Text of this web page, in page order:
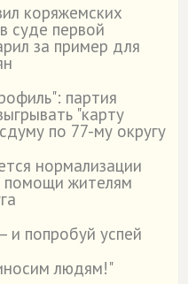
коряжемских
суде первой
за пример для
партия
"карту
по 77-му округу
нормализации
помощи жителям
и попробуй успей
людям!"